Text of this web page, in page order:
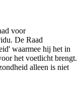
voor
De Raad
waarmee hij het in
het voetlicht brengt.
alleen is niet